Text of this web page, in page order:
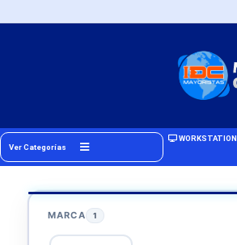
Ver Categorías
WORKSTATION
MARCA 1